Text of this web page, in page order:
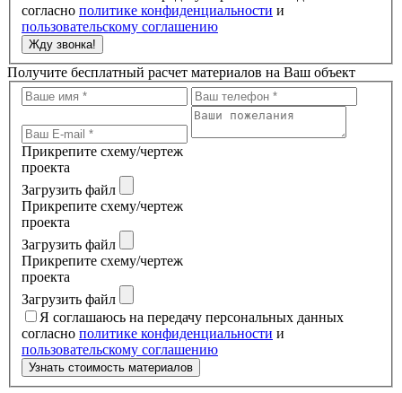
согласно политике конфиденциальности и
пользовательскому соглашению
Жду звонка!
Получите бесплатный расчет материалов на Ваш объект
Прикрепите схему/чертеж
проекта
Загрузить файл
Прикрепите схему/чертеж
проекта
Загрузить файл
Прикрепите схему/чертеж
проекта
Загрузить файл
Я соглашаюсь на передачу персональных данных
согласно политике конфиденциальности и
пользовательскому соглашению
Узнать стоимость материалов